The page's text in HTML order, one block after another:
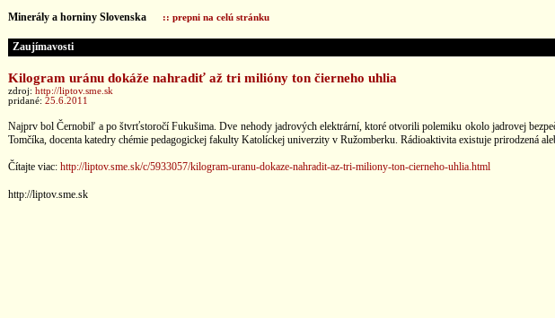
Minerály a horniny Slovenska :: prepni na celú stránku
Zaujímavosti
Kilogram uránu dokáže nahradiť až tri milióny ton čierneho uhlia
zdroj: http://liptov.sme.sk
pridané: 25.6.2011
Najprv bol Černobiľ a po štvrťstoročí Fukušima. Dve nehody jadrových elektrární, ktoré otvorili polemiku okolo jadrovej
Tomčíka, docenta katedry chémie pedagogickej fakulty Katolíckej univerzity v Ružomberku. Rádioaktivita existuje prirodzená
Čítajte viac: http://liptov.sme.sk/c/5933057/kilogram-uranu-dokaze-nahradit-az-tri-miliony-ton-cierneho-uhlia.html
http://liptov.sme.sk